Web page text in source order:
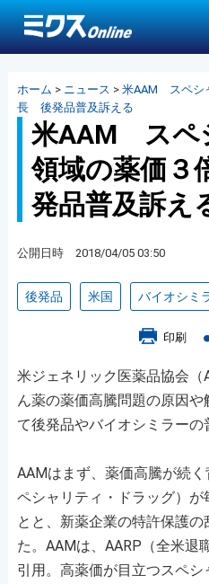
ホーム > ニュース > 米AAM スペシ
長 後発品普及訴える
米AAM スペ
領域の薬価
発品普及訴え
公開日時 2018/04/05 03:50
後発品 米国 バイオシミ
印刷
米ジェネリック医薬品協会
ん薬の薬価高騰問題の原因
て後発品やバイオシミラーの
AAMはまず、薬価高騰が続
ペシャリティ・ドラッグ）が
とと、新薬企業の特許保護
た。AAMは、AARP（全米退
引用。高薬価が目立つスペ